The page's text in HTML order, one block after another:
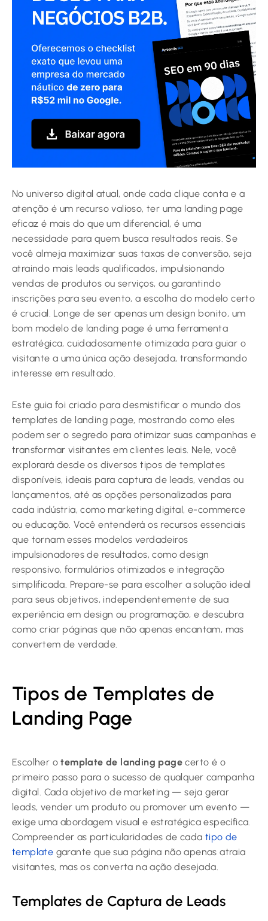
No universo digital atual, onde cada clique conta e a
atenção é um recurso valioso, ter uma landing page
eficaz é mais do que um diferencial, é uma
necessidade para quem busca resultados reais. Se
você almeja maximizar suas taxas de conversão, seja
atraindo mais leads qualificados, impulsionando
vendas de produtos ou serviços, ou garantindo
inscrições para seu evento, a escolha do modelo certo
é crucial. Longe de ser apenas um design bonito, um
bom modelo de landing page é uma ferramenta
estratégica, cuidadosamente otimizada para guiar o
visitante a uma única ação desejada, transformando
interesse em resultado.
Este guia foi criado para desmistificar o mundo dos
templates de landing page, mostrando como eles
podem ser o segredo para otimizar suas campanhas e
transformar visitantes em clientes leais. Nele, você
explorará desde os diversos tipos de templates
disponíveis, ideais para captura de leads, vendas ou
lançamentos, até as opções personalizadas para
cada indústria, como marketing digital, e-commerce
ou educação. Você entenderá os recursos essenciais
que tornam esses modelos verdadeiros
impulsionadores de resultados, como design
responsivo, formulários otimizados e integração
simplificada. Prepare-se para escolher a solução ideal
para seus objetivos, independentemente de sua
experiência em design ou programação, e descubra
como criar páginas que não apenas encantam, mas
convertem de verdade.
Tipos de Templates de
Landing Page
Escolher otemplate de landing page certo é o
primeiro passo para o sucesso de qualquer campanha
digital. Cada objetivo de marketing — seja gerar
leads, vender um produto ou promover um evento —
exige uma abordagem visual e estratégica específica.
Compreender as particularidades de cada tipo de
template garante que sua página não apenas atraia
visitantes, mas os converta na ação desejada.
Templates de Captura de Leads